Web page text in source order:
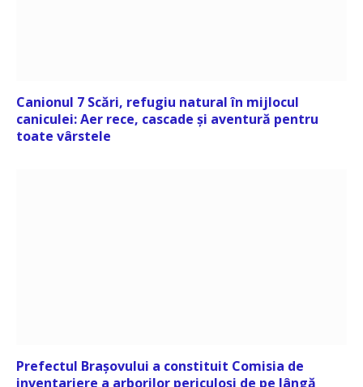
Canionul 7 Scări, refugiu natural în mijlocul
caniculei: Aer rece, cascade și aventură pentru
toate vârstele
Prefectul Brașovului a constituit Comisia de
inventariere a arborilor periculoși de pe lângă